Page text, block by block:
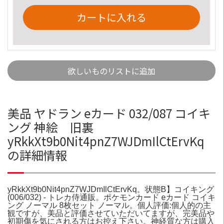
カートに入れる
欲しいものリストに追加
美品 ヤドラン eカード 032/087 コイキ
ング 神絵 旧裏
yRkkXt9b0Nit4pnZ7WJDmIlCtErvKq
の詳細情報
yRkkXt9b0Nit4pnZ7WJDmIlCtErvKq。状態B】コイキング
(006/032) - トレカ侍通販。ポケモンカード eカード コイキ
ング ノーマル 8枚セット ノーマル。個人評価:個人的の主
観ですが、美品と評価させていただいてますが、完美品や
初期傷を気にされる方はお控え下さい。神経質な方は購入